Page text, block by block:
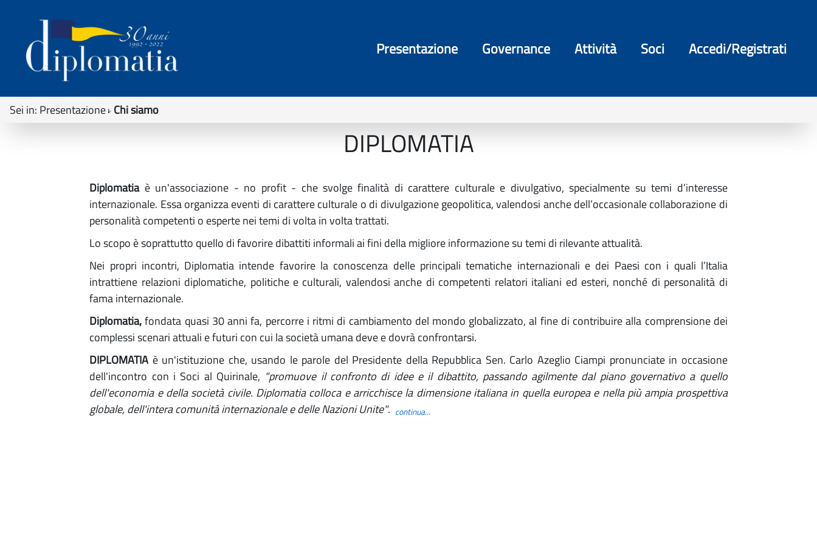
Presentazione Governance Attività Soci Accedi/Registrati
Sei in: Presentazione Chi siamo
DIPLOMATIA
Diplomatiaè un'associazione - no profit - che svolge finalità di carattere culturale e divulgativo, specialmente su temi d’interesse
internazionale. Essa organizza eventi di carattere culturale o di divulgazione geopolitica, valendosi anche dell’occasionale collaborazione di
personalità competenti o esperte nei temi di volta in volta trattati.
Lo scopo è soprattutto quello di favorire dibattiti informali ai fini della migliore informazione su temi di rilevante attualità.
Nei propri incontri, Diplomatia intende favorire la conoscenza delle principali tematiche internazionali e dei Paesi con i quali l’Italia
intrattiene relazioni diplomatiche, politiche e culturali, valendosi anche di competenti relatori italiani ed esteri, nonché di personalità di
fama internazionale.
Diplomatia,fondata quasi 30 anni fa, percorre i ritmi di cambiamento del mondo globalizzato, al fine di contribuire alla comprensione dei
complessi scenari attuali e futuri con cui la società umana deve e dovrà confrontarsi.
DIPLOMATIA è un'istituzione che, usando le parole del Presidente della Repubblica Sen. Carlo Azeglio Ciampi pronunciate in occasione
dell'incontro con i Soci al Quirinale, "promuove il confronto di idee e il dibattito, passando agilmente dal piano governativo a quello
dell'economia e della società civile. Diplomatia colloca e arricchisce la dimensione italiana in quella europea e nella più ampia prospettiva
globale, dell'intera comunità internazionale e delle Nazioni Unite". continua...